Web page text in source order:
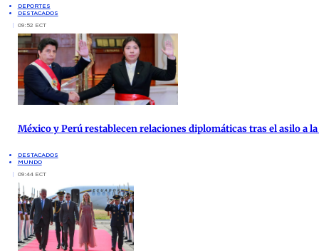
DEPORTES
DESTACADOS
09:52 ECT
México y Perú restablecen relaciones diplomáticas tras el asilo a
DESTACADOS
MUNDO
09:44 ECT